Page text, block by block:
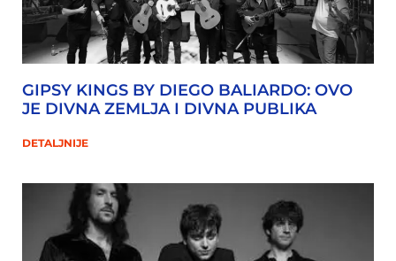
GIPSY KINGS BY DIEGO BALIARDO: OVO
JE DIVNA ZEMLJA I DIVNA PUBLIKA
DETALJNIJE